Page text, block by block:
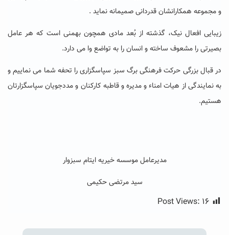
و مجموعه همکارانشان قدردانی صمیمانه نماید .
زیبایی افعال نیک، گذشته از بُعد مادی همچون بهمنی است که هر عامل
بصیرتی را مشعوف ساخته و انسان را به تواضع وا می دارد.
در قبال بزرگی حرکت فرهنگی برگ سبز سپاسگزاری را تحفه شما می نماییم و
به نمایندگی از هیات امناء و مدیره و قاطبه کارکنان و مددجویان سپاسگزارتان
هستیم.
مدیرعامل موسسه خیریه ایتام سبزوار
سید مرتضی حکیمی
Post Views: ۱۶